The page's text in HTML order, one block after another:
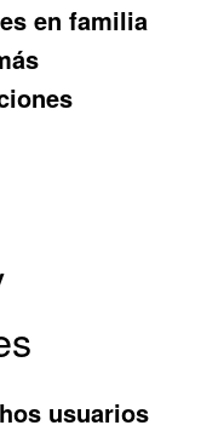
en familia
usuarios